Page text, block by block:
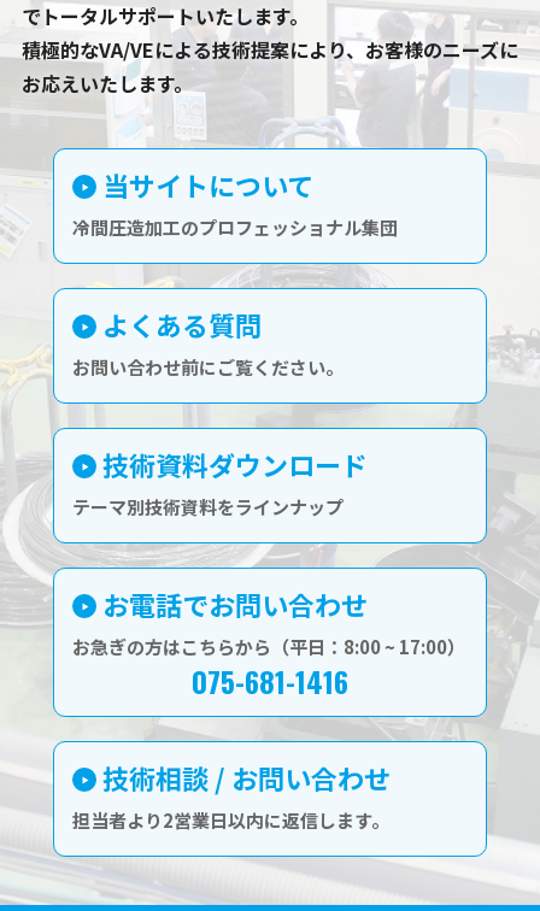
でトータルサポートいたします。
積極的なVA/VEによる技術提案により、お客様のニーズに
お応えいたします。
当サイトについて
冷間圧造加工のプロフェッショナル集団
よくある質問
お問い合わせ前にご覧ください。
技術資料ダウンロード
テーマ別技術資料をラインナップ
お電話でお問い合わせ
お急ぎの方はこちらから（平日：8:00 ~ 17:00）
075-681-1416
技術相談 / お問い合わせ
担当者より2営業日以内に返信します。